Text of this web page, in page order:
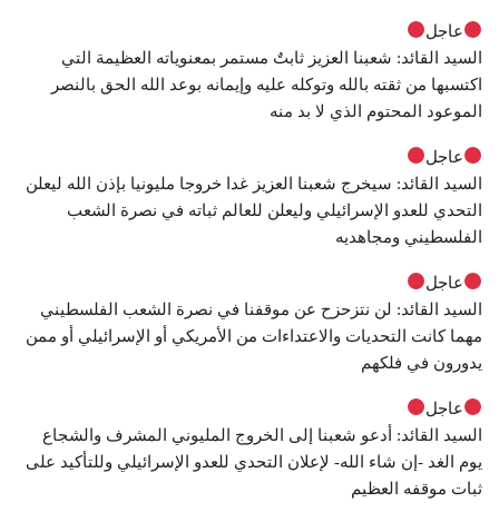
عاجل
السيد القائد: شعبنا العزيز ثابتٌ مستمر بمعنوياته العظيمة التي
اكتسبها من ثقته بالله وتوكله عليه وإيمانه بوعد الله الحق بالنصر
الموعود المحتوم الذي لا بد منه
عاجل
السيد القائد: سيخرج شعبنا العزيز غدا خروجا مليونيا بإذن الله ليعلن
التحدي للعدو الإسرائيلي وليعلن للعالم ثباته في نصرة الشعب
الفلسطيني ومجاهديه
عاجل
السيد القائد: لن نتزحزح عن موقفنا في نصرة الشعب الفلسطيني
مهما كانت التحديات والاعتداءات من الأمريكي أو الإسرائيلي أو ممن
يدورون في فلكهم
عاجل
السيد القائد: أدعو شعبنا إلى الخروج المليوني المشرف والشجاع
يوم الغد -إن شاء الله- لإعلان التحدي للعدو الإسرائيلي وللتأكيد على
ثبات موقفه العظيم